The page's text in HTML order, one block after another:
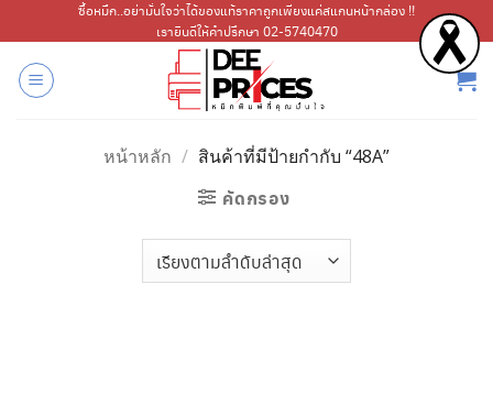
ไป
เนื้อหา
ซื้อหมึก..อย่ามั่นใจว่าได้ของแท้ราคาถูกเพียงแค่สแกนหน้ากล่อง !!
เรายินดีให้คำปรึกษา 02-5740470
หน้าหลัก / สินค้าที่มีป้ายกำกับ “48A”
คัดกรอง